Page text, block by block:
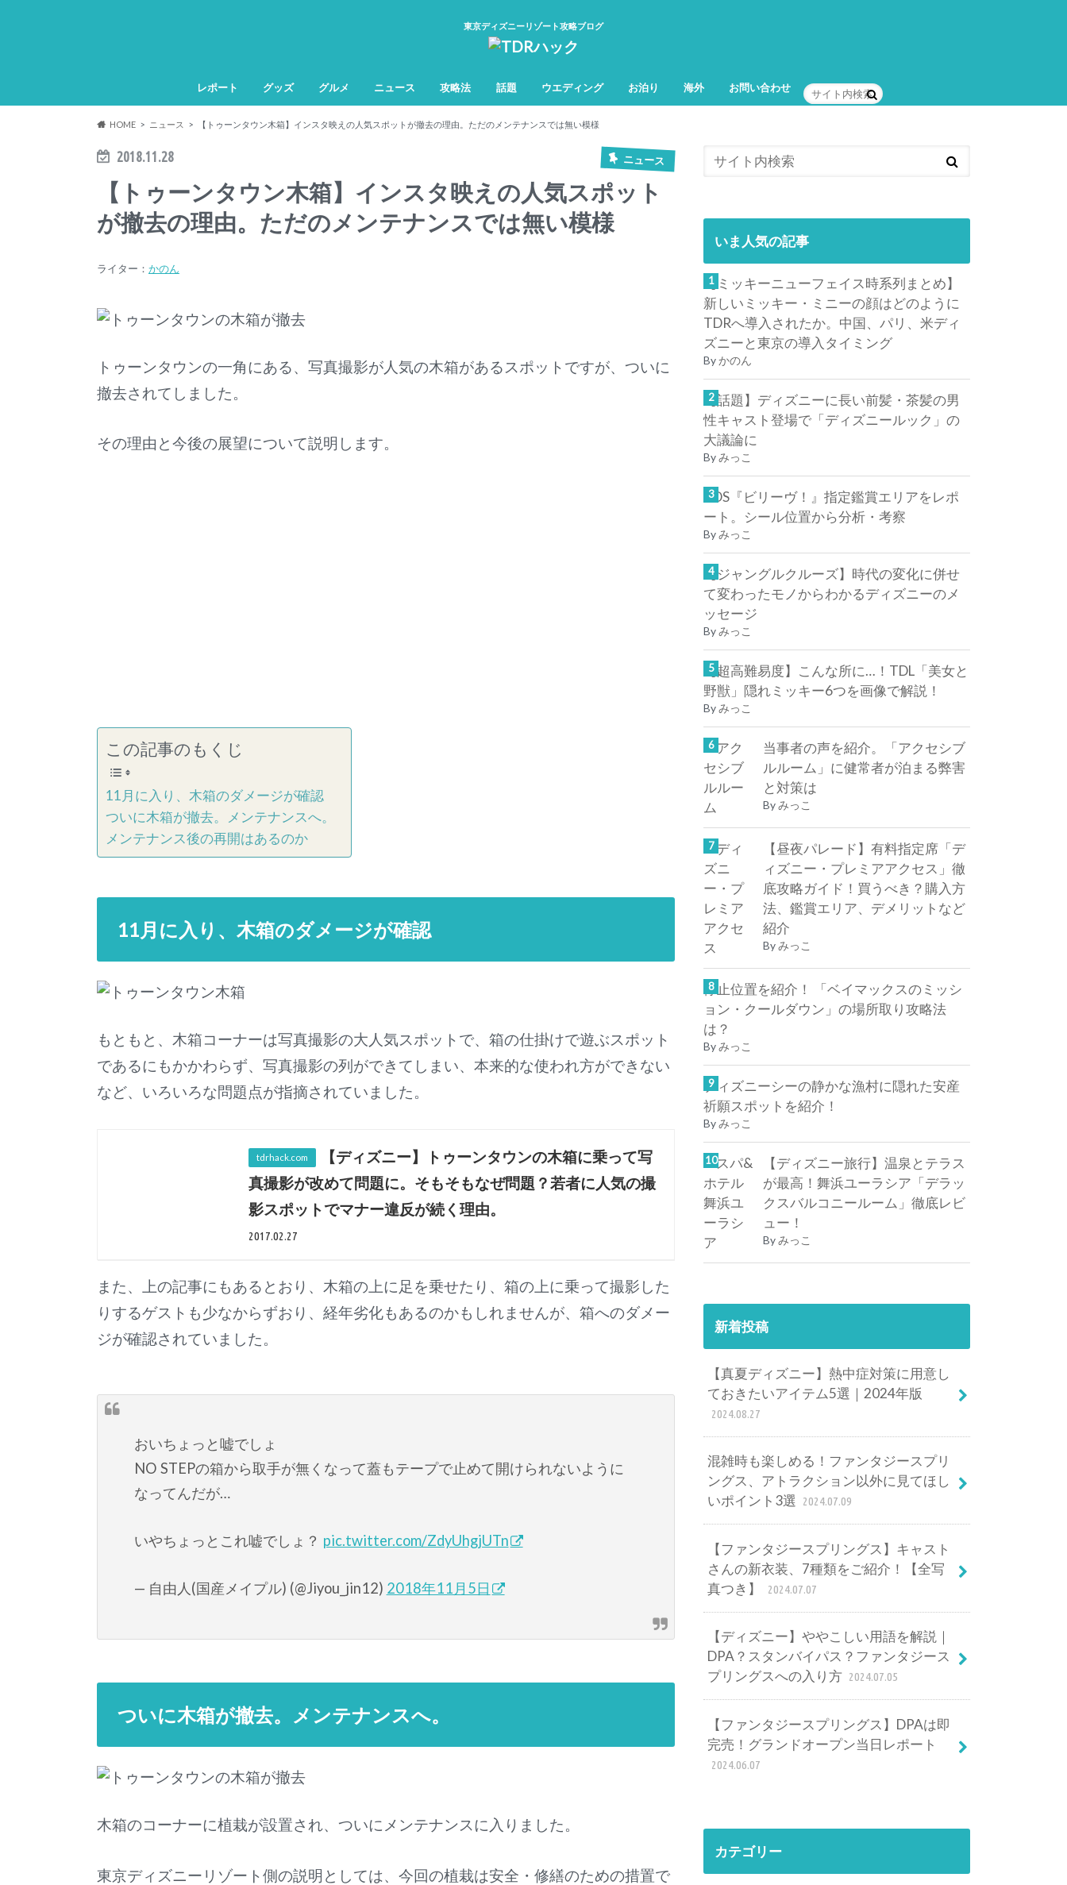
東京ディズニーリゾート攻略ブログ
レポート グッズ グルメ ニュース 攻略法 話題 ウエディング お泊り 海外 お問い合わせ
HOME ニュース 【トゥーンタウン木箱】インスタ映えの人気スポットが撤去の理由。ただのメンテナンスでは無い模様
2018.11.28 ニュース
【トゥーンタウン木箱】インスタ映えの人気スポット
が撤去の理由。ただのメンテナンスでは無い模様
ライター： かのん
トゥーンタウンの一角にある、写真撮影が人気の木箱があるスポットですが、ついに
撤去されてしました。
その理由と今後の展望について説明します。
この記事のもくじ
11月に入り、木箱のダメージが確認
ついに木箱が撤去。メンテナンスへ。
メンテナンス後の再開はあるのか
11月に入り、木箱のダメージが確認
もともと、木箱コーナーは写真撮影の大人気スポットで、箱の仕掛けで遊ぶスポット
であるにもかかわらず、写真撮影の列ができてしまい、本来的な使われ方ができない
など、いろいろな問題点が指摘されていました。
【ディズニー】トゥーンタウンの木箱に乗って写
真撮影が改めて問題に。そもそもなぜ問題？若者に人気の撮
影スポットでマナー違反が続く理由。
2017.02.27
また、上の記事にもあるとおり、木箱の上に足を乗せたり、箱の上に乗って撮影した
りするゲストも少なからずおり、経年劣化もあるのかもしれませんが、箱へのダメー
ジが確認されていました。
おいちょっと嘘でしょ
NO STEPの箱から取手が無くなって蓋もテープで止めて開けられないように
なってんだが…
いやちょっとこれ嘘でしょ？ pic.twitter.com/ZdyUhgjUTn
— 自由人(国産メイプル) (@Jiyou_jin12) 2018年11月5日
ついに木箱が撤去。メンテナンスへ。
木箱のコーナーに植栽が設置され、ついにメンテナンスに入りました。
東京ディズニーリゾート側の説明としては、今回の植栽は安全・修繕のための措置で
いま人気の記事
【ミッキーニューフェイス時系列まとめ】
新しいミッキー・ミニーの顔はどのように
TDRへ導入されたか。中国、パリ、米ディ
ズニーと東京の導入タイミング
Byかのん
【話題】ディズニーに長い前髪・茶髪の男
性キャスト登場で「ディズニールック」の
大議論に
Byみっこ
TDS『ビリーヴ！』指定鑑賞エリアをレポ
ート。シール位置から分析・考察
Byみっこ
【ジャングルクルーズ】時代の変化に併せ
て変わったモノからわかるディズニーのメ
ッセージ
Byみっこ
【超高難易度】こんな所に…！TDL「美女と
野獣」隠れミッキー6つを画像で解説！
Byみっこ
当事者の声を紹介。「アクセシブ
ルルーム」に健常者が泊まる弊害
と対策は
Byみっこ
【昼夜パレード】有料指定席「デ
ィズニー・プレミアアクセス」徹
底攻略ガイド！買うべき？購入方
法、鑑賞エリア、デメリットなど
紹介
Byみっこ
停止位置を紹介！ 「ベイマックスのミッシ
ョン・クールダウン」の場所取り攻略法
は？
Byみっこ
ディズニーシーの静かな漁村に隠れた安産
祈願スポットを紹介！
Byみっこ
【ディズニー旅行】温泉とテラス
が最高！舞浜ユーラシア「デラッ
クスバルコニールーム」徹底レビ
ュー！
Byみっこ
新着投稿
【真夏ディズニー】熱中症対策に用意し
ておきたいアイテム5選｜2024年版
2024.08.27
混雑時も楽しめる！ファンタジースプリ
ングス、アトラクション以外に見てほし
いポイント3選 2024.07.09
【ファンタジースプリングス】キャスト
さんの新衣装、7種類をご紹介！【全写
真つき】
2024.07.07
【ディズニー】ややこしい用語を解説｜
DPA？スタンバイパス？ファンタジース
プリングスへの入り方 2024.07.05
【ファンタジースプリングス】DPAは即
完売！グランドオープン当日レポート
2024.06.07
カテゴリー